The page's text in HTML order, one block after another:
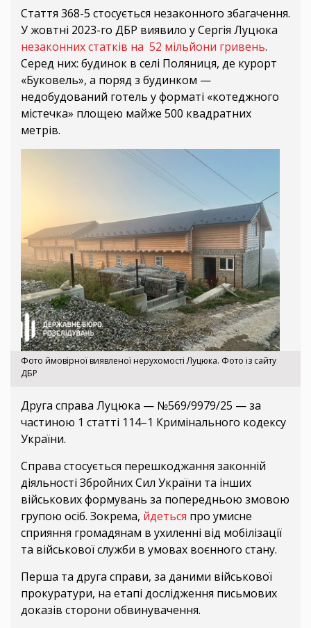
Стаття 368-5 стосується незаконного збагачення.
У жовтні 2023-го ДБР виявило у Сергія Луцюка
незаконних статків на 52 мільйони гривень.
Серед них: будинок в селі Поляниця, де курорт
«Буковель», а поряд з будинком —
недобудований готель у форматі «котеджного
містечка» площею майже 500 квадратних
метрів.
Фото ймовірної виявленої нерухомості Луцюка. Фото із сайту
ДБР
Друга справа Луцюка — №569/9979/25 — за
частиною 1 статті 114–1 Кримінального кодексу
України.
Справа стосується перешкоджання законній
діяльності Збройних Сил України та інших
військових формувань за попередньою змовою
групою осіб. Зокрема, йдеться про умисне
сприяння громадянам в ухиленні від мобілізації
та військової служби в умовах воєнного стану.
Перша та друга справи, за даними військової
прокуратури, на етапі дослідження письмових
доказів сторони обвинувачення.